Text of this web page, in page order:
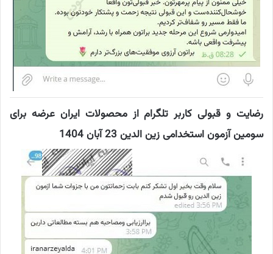
رضایت و قبولی کاربر تلگرام از محصولات ایران عرضه برای
سومین آزمون استخدامی زین الدین 23 آبان 1404